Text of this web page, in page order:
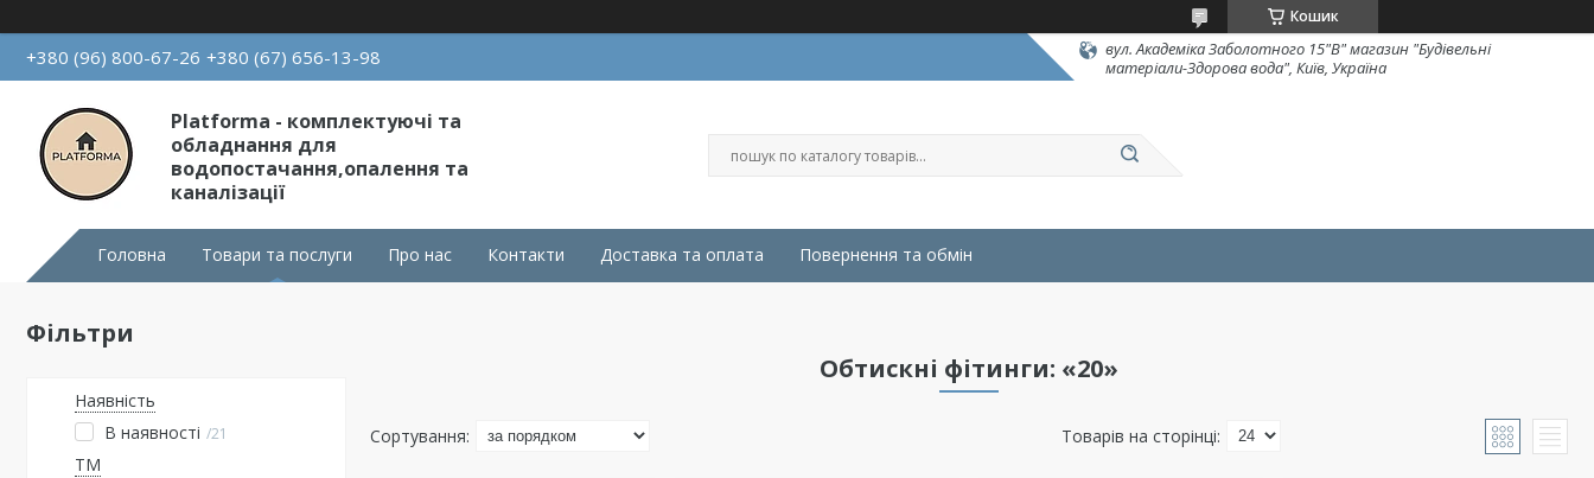
Кошик
+380 (96) 800-67-26 +380 (67) 656-13-98
вул. Академіка Заболотного 15"В" магазин "Будівельні
матеріали-Здорова вода", Київ, Україна
Platforma - комплектуючі та
обладнання для
водопостачання,опалення та
каналізації
Головна Товари та послуги Про нас Контакти Доставка та оплата Повернення та обмін
Фільтри
Наявність
В наявності 21
ТМ
Обтискні фітинги: «20»